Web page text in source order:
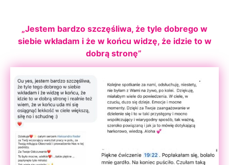
„Jestem bardzo szczęśliwa, że tyle dobrego w
siebie wkładam i że w końcu widzę, że idzie to w
dobrą stronę”